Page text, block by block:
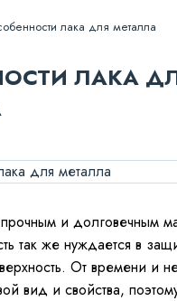
лака для металла
ЛАКА
прочным и долговечным
так же нуждается в
От времени и
вид и свойства,